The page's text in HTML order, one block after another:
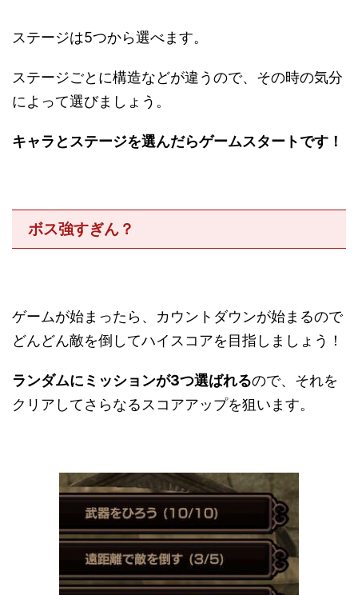
ステージは5つから選べます。
ステージごとに構造などが違うので、その時の気分
によって選びましょう。
キャラとステージを選んだらゲームスタートです！
ボス強すぎん？
ゲームが始まったら、カウントダウンが始まるので
どんどん敵を倒してハイスコアを目指しましょう！
ランダムにミッションが3つ選ばれるので、それを
クリアしてさらなるスコアアップを狙います。